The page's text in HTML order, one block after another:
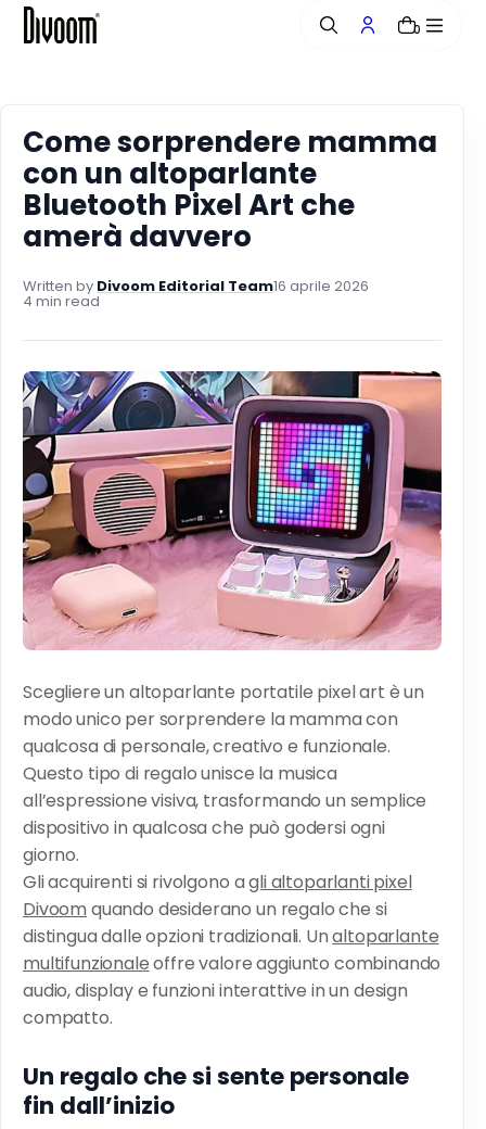
0
Come sorprendere mamma
con un altoparlante
Bluetooth Pixel Art che
amerà davvero
Written by Divoom Editorial Team16 aprile 2026
4 min read
Scegliere un altoparlante portatile pixel art è un
modo unico per sorprendere la mamma con
qualcosa di personale, creativo e funzionale.
Questo tipo di regalo unisce la musica
all’espressione visiva, trasformando un semplice
dispositivo in qualcosa che può godersi ogni
giorno.
Gli acquirenti si rivolgono agli altoparlanti pixel
Divoom quando desiderano un regalo che si
distingua dalle opzioni tradizionali. Unaltoparlante
multifunzionaleoffre valore aggiunto combinando
audio, display e funzioni interattive in un design
compatto.
Un regalo che si sente personale
fin dall’inizio